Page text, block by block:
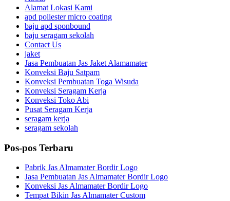
Alamat Lokasi Kami
apd poliester micro coating
baju apd sponbound
baju seragam sekolah
Contact Us
jaket
Jasa Pembuatan Jas Jaket Alamamater
Konveksi Baju Satpam
Konveksi Pembuatan Toga Wisuda
Konveksi Seragam Kerja
Konveksi Toko Abi
Pusat Seragam Kerja
seragam kerja
seragam sekolah
Pos-pos Terbaru
Pabrik Jas Almamater Bordir Logo
Jasa Pembuatan Jas Almamater Bordir Logo
Konveksi Jas Almamater Bordir Logo
Tempat Bikin Jas Almamater Custom